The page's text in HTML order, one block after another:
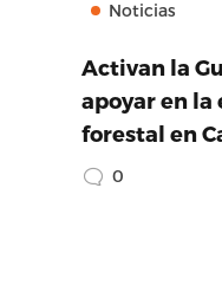
Noticias
Activan la
apoyar en la
forestal en
0